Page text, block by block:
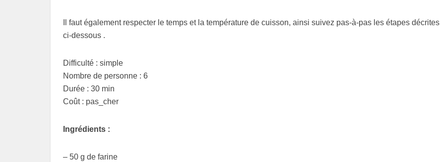
Il faut également respecter le temps et la température de cuisson, ainsi suivez pas-à-pas les étapes décrites
ci-dessous .
Difficulté : simple
Nombre de personne : 6
Durée : 30 min
Coût : pas_cher
Ingrédients :
– 50 g de farine